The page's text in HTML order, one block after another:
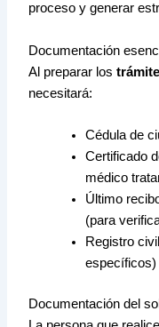
proceso y generar
Documentación
Al preparar los
necesitará:
Cédula de
Certificado
médico
Último
(para
Registro
específicos)
Documentación del